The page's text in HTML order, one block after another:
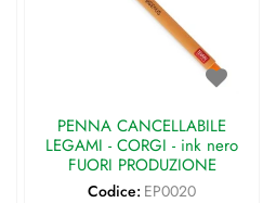
PENNA CANCELLABILE
LEGAMI - CORGI - ink nero
FUORI PRODUZIONE
Codice: EP0020